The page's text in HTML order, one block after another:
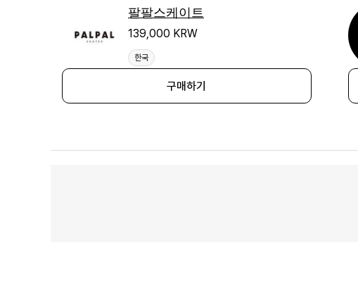
팔팔스케이트
139,000 KRW
한국
구매하기